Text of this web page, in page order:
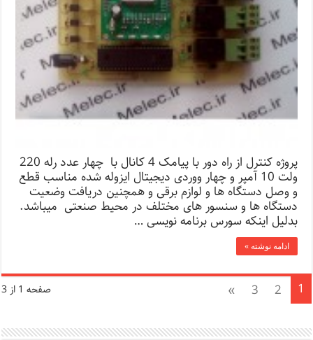
پروژه کنترل از راه دور با پیامک 4 کانال با چهار عدد رله 220
ولت 10 آمپر و چهار ووردی دیجیتال ایزوله شده مناسب قطع
و وصل دستگاه ها و لوازم برقی و همچنین دریافت وضعیت
دستگاه ها و سنسور های مختلف در محیط صنعتی میباشد.
بدلیل اینکه سورس برنامه نویسی …
ادامه نوشته »
صفحه 1 از 3 1
2
3
»